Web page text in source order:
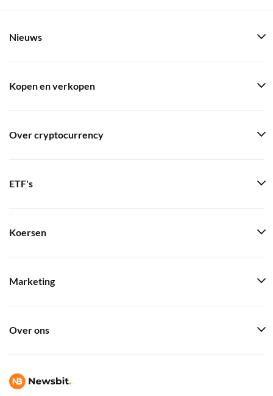
Nieuws
Kopen en verkopen
Over cryptocurrency
ETF's
Koersen
Marketing
Over ons